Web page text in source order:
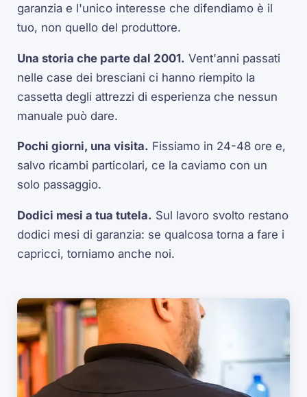
garanzia e l'unico interesse che difendiamo è il
tuo, non quello del produttore.
Una storia che parte dal 2001. Vent'anni passati
nelle case dei bresciani ci hanno riempito la
cassetta degli attrezzi di esperienza che nessun
manuale può dare.
Pochi giorni, una visita. Fissiamo in 24-48 ore e,
salvo ricambi particolari, ce la caviamo con un
solo passaggio.
Dodici mesi a tua tutela. Sul lavoro svolto restano
dodici mesi di garanzia: se qualcosa torna a fare i
capricci, torniamo anche noi.